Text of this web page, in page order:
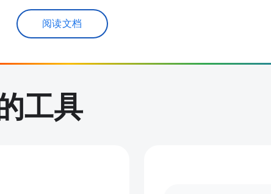
阅读文档
工具